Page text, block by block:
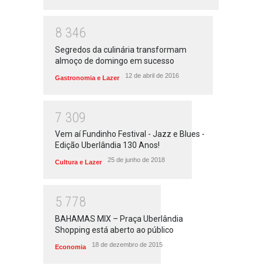
8 346
Segredos da culinária transformam
almoço de domingo em sucesso
Gastronomia e Lazer 12 de abril de 2016
7 309
Vem aí Fundinho Festival - Jazz e Blues -
Edição Uberlândia 130 Anos!
Cultura e Lazer 25 de junho de 2018
5 778
BAHAMAS MIX – Praça Uberlândia
Shopping está aberto ao público
Economia 18 de dezembro de 2015